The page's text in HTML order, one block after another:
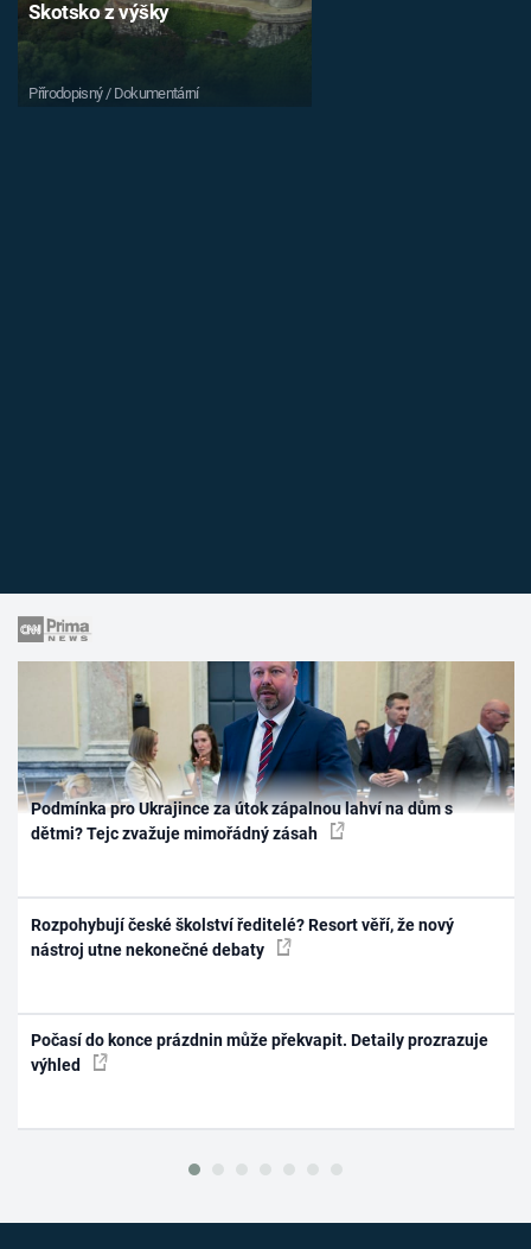
Skotsko z výšky
Přírodopisný / Dokumentární
Podmínka pro Ukrajince za útok zápalnou lahví na dům s
dětmi? Tejc zvažuje mimořádný zásah
Rozpohybují české školství ředitelé? Resort věří, že nový
nástroj utne nekonečné debaty
Počasí do konce prázdnin může překvapit. Detaily prozrazuje
výhled